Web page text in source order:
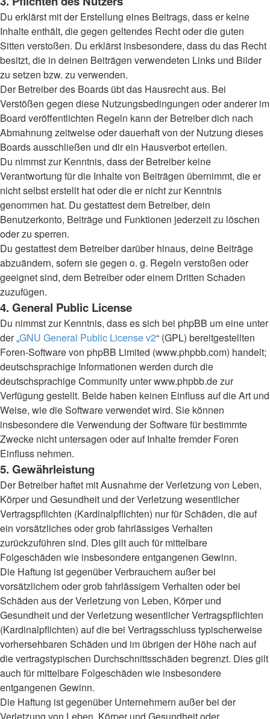
Du erklärst mit der Erstellung eines Beitrags, dass er keine
Inhalte enthält, die gegen geltendes Recht oder die guten
Sitten verstoßen. Du erklärst insbesondere, dass du das Recht
besitzt, die in deinen Beiträgen verwendeten Links und Bilder
zu setzen bzw. zu verwenden.
Der Betreiber des Boards übt das Hausrecht aus. Bei
Verstößen gegen diese Nutzungsbedingungen oder anderer im
Board veröffentlichten Regeln kann der Betreiber dich nach
Abmahnung zeitweise oder dauerhaft von der Nutzung dieses
Boards ausschließen und dir ein Hausverbot erteilen.
Du nimmst zur Kenntnis, dass der Betreiber keine
Verantwortung für die Inhalte von Beiträgen übernimmt, die er
nicht selbst erstellt hat oder die er nicht zur Kenntnis
genommen hat. Du gestattest dem Betreiber, dein
Benutzerkonto, Beiträge und Funktionen jederzeit zu löschen
oder zu sperren.
Du gestattest dem Betreiber darüber hinaus, deine Beiträge
abzuändern, sofern sie gegen o. g. Regeln verstoßen oder
geeignet sind, dem Betreiber oder einem Dritten Schaden
zuzufügen.
4. General Public License
Du nimmst zur Kenntnis, dass es sich bei phpBB um eine unter
der „GNU General Public License v2“ (GPL) bereitgestellten
Foren-Software von phpBB Limited (www.phpbb.com) handelt;
deutschsprachige Informationen werden durch die
deutschsprachige Community unter www.phpbb.de zur
Verfügung gestellt. Beide haben keinen Einfluss auf die Art und
Weise, wie die Software verwendet wird. Sie können
insbesondere die Verwendung der Software für bestimmte
Zwecke nicht untersagen oder auf Inhalte fremder Foren
Einfluss nehmen.
5. Gewährleistung
Der Betreiber haftet mit Ausnahme der Verletzung von Leben,
Körper und Gesundheit und der Verletzung wesentlicher
Vertragspflichten (Kardinalpflichten) nur für Schäden, die auf
ein vorsätzliches oder grob fahrlässiges Verhalten
zurückzuführen sind. Dies gilt auch für mittelbare
Folgeschäden wie insbesondere entgangenen Gewinn.
Die Haftung ist gegenüber Verbrauchern außer bei
vorsätzlichem oder grob fahrlässigem Verhalten oder bei
Schäden aus der Verletzung von Leben, Körper und
Gesundheit und der Verletzung wesentlicher Vertragspflichten
(Kardinalpflichten) auf die bei Vertragsschluss typischerweise
vorhersehbaren Schäden und im übrigen der Höhe nach auf
die vertragstypischen Durchschnittsschäden begrenzt. Dies gilt
auch für mittelbare Folgeschäden wie insbesondere
entgangenen Gewinn.
Die Haftung ist gegenüber Unternehmern außer bei der